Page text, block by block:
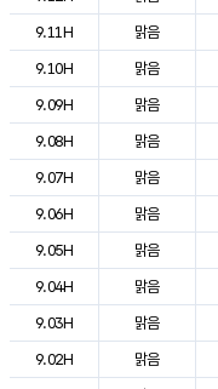
9.11H
맑음
9.10H
맑음
9.09H
맑음
9.08H
맑음
9.07H
맑음
9.06H
맑음
9.05H
맑음
9.04H
맑음
9.03H
맑음
9.02H
맑음